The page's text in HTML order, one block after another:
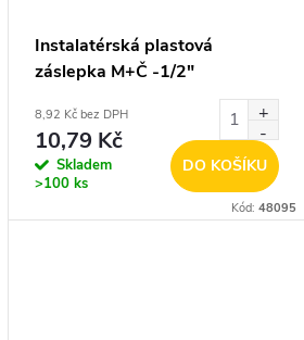
d
Instalatérská plastová
záslepka M+Č -1/2"
8,92 Kč bez DPH
10,79 Kč
Skladem
>100 ks
DO KOŠÍKU
Kód:48095